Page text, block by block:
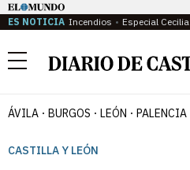
ES NOTICIA Incendios Especial Cecilia
Menú
ÁVILA BURGOS LEÓN PALENCIA
CASTILLA Y LEÓN